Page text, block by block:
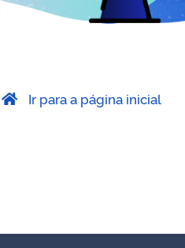
Ir para a página inicial